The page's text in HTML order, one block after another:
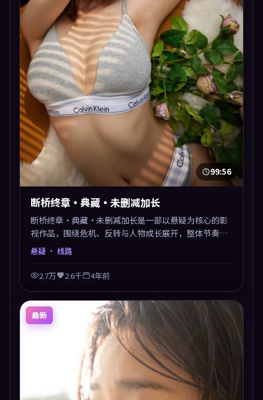
99:56
断桥终章·典藏·未删减加长
断桥终章·典藏·未删减加长是一部以悬疑为核心的影
视作品，围绕危机、反转与人物成长展开，整体节奏紧
凑，值得推荐观看。
悬疑 · 线路
2.7万 2.6千 4年前
最新